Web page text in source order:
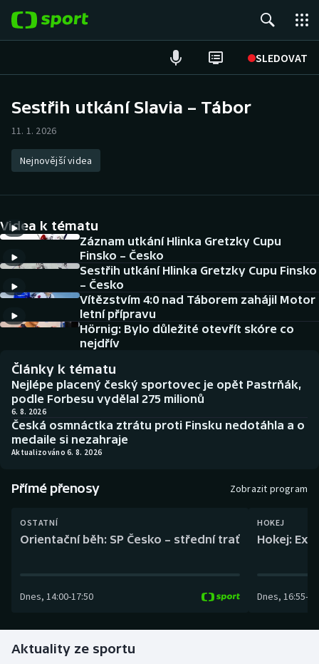
SLEDOVAT
Hokej
Tenis
Atletika
Cyklistika
DALŠÍ SPORTY
Americký fotbal
Baseball a softbal
Basketbal
Biatlon
Boby a skeleton
Dostihy
Futsal
NEPŘEHLÉDNĚTE
Soutěže
Historické návraty
Aplikace ČT sport
AZ kvíz
Sestřih utkání Slavia – Tábor
11. 1. 2026
Nejnovější videa
Videa k tématu
Záznam utkání Hlinka Gretzky Cupu
Finsko – Česko
Sestřih utkání Hlinka Gretzky Cupu Finsko
– Česko
Vítězstvím 4:0 nad Táborem zahájil Motor
letní přípravu
Hörnig: Bylo důležité otevřít skóre co
nejdřív
Články k tématu
Nejlépe placený český sportovec je opět Pastrňák,
podle Forbesu vydělal 275 milionů
6. 8. 2026
Česká osmnáctka ztrátu proti Finsku nedotáhla a o
medaile si nezahraje
Aktualizováno 6. 8. 2026
Přímé přenosy Zobrazit program
OSTATNÍ
Orientační běh: SP Česko – střední trať
Dnes, 14:00-17:50
HOKEJ
Hokej:
Dnes, 16:55-
Aktuality ze sportu